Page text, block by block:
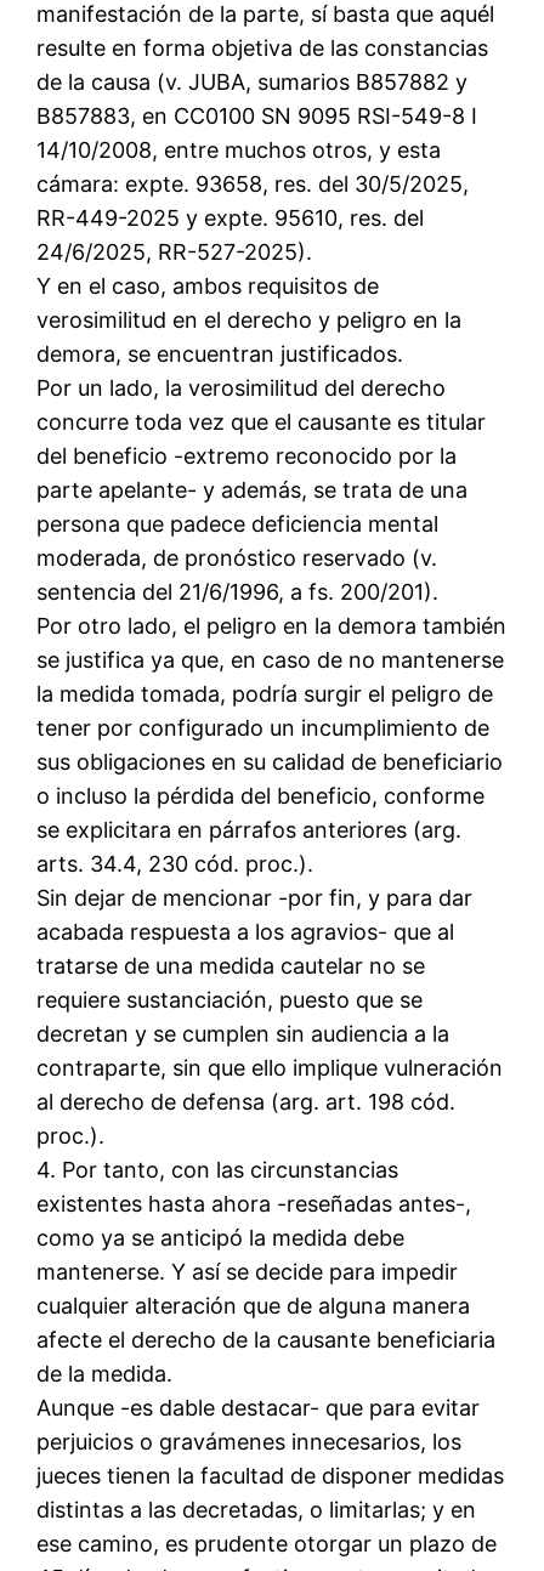
manifestación de la parte, sí basta que aquél
resulte en forma objetiva de las constancias
de la causa (v. JUBA, sumarios B857882 y
B857883, en CC0100 SN 9095 RSI-549-8 I
14/10/2008, entre muchos otros, y esta
cámara: expte. 93658, res. del 30/5/2025,
RR-449-2025 y expte. 95610, res. del
24/6/2025, RR-527-2025).
Y en el caso, ambos requisitos de
verosimilitud en el derecho y peligro en la
demora, se encuentran justificados.
Por un lado, la verosimilitud del derecho
concurre toda vez que el causante es titular
del beneficio -extremo reconocido por la
parte apelante- y además, se trata de una
persona que padece deficiencia mental
moderada, de pronóstico reservado (v.
sentencia del 21/6/1996, a fs. 200/201).
Por otro lado, el peligro en la demora también
se justifica ya que, en caso de no mantenerse
la medida tomada, podría surgir el peligro de
tener por configurado un incumplimiento de
sus obligaciones en su calidad de beneficiario
o incluso la pérdida del beneficio, conforme
se explicitara en párrafos anteriores (arg.
arts. 34.4, 230 cód. proc.).
Sin dejar de mencionar -por fin, y para dar
acabada respuesta a los agravios- que al
tratarse de una medida cautelar no se
requiere sustanciación, puesto que se
decretan y se cumplen sin audiencia a la
contraparte, sin que ello implique vulneración
al derecho de defensa (arg. art. 198 cód.
proc.).
4. Por tanto, con las circunstancias
existentes hasta ahora -reseñadas antes-,
como ya se anticipó la medida debe
mantenerse. Y así se decide para impedir
cualquier alteración que de alguna manera
afecte el derecho de la causante beneficiaria
de la medida.
Aunque -es dable destacar- que para evitar
perjuicios o gravámenes innecesarios, los
jueces tienen la facultad de disponer medidas
distintas a las decretadas, o limitarlas; y en
ese camino, es prudente otorgar un plazo de